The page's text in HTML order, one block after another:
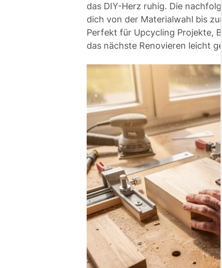
das DIY-Herz ruhig. Die
dich von der Materialwahl bis
Perfekt für Upcycling Projekte,
das nächste Renovieren leicht